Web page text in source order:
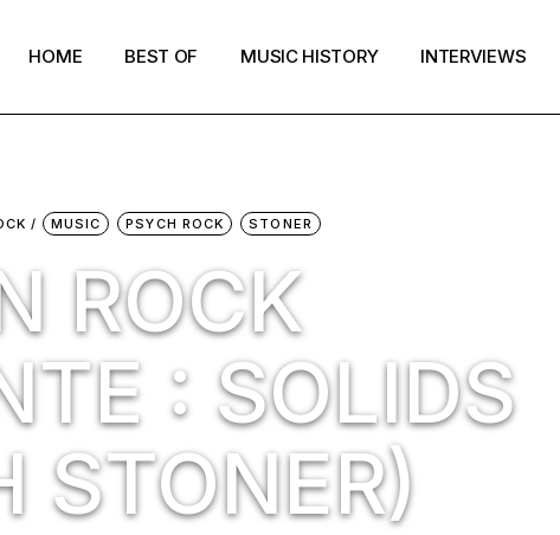
HOME BEST OF MUSIC HISTORY INTERVIEWS
MUSIC PSYCH ROCK STONER
ROCK
: SOLIDS
STONER)